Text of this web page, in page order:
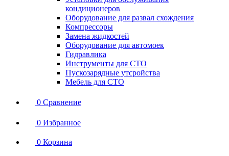
кондиционеров
Оборудование для развал схождения
Компрессоры
Замена жидкостей
Оборудование для автомоек
Гидравлика
Инструменты для СТО
Пускозарядные утсройства
Мебель для СТО
0 Сравнение
0 Избранное
0 Корзина